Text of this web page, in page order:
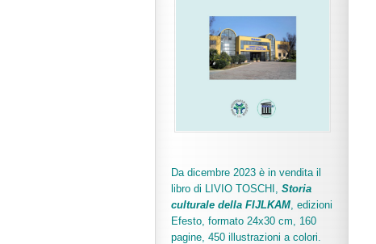
Da dicembre 2023 è in vendita il
libro di LIVIO TOSCHI, Storia
culturale della FIJLKAM, edizioni
Efesto, formato 24x30 cm, 160
pagine, 450 illustrazioni a colori.